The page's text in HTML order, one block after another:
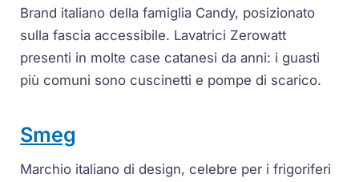
Brand italiano della famiglia Candy, posizionato
sulla fascia accessibile. Lavatrici Zerowatt
presenti in molte case catanesi da anni: i guasti
più comuni sono cuscinetti e pompe di scarico.
Smeg
Marchio italiano di design, celebre per i frigoriferi